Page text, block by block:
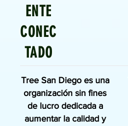
ENTE
CONEC
TADO
Tree San Diego es una
organización sin fines
de lucro dedicada a
aumentar la calidad y